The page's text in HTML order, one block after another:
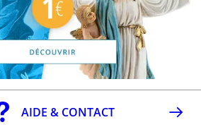
AIDE & CONTACT